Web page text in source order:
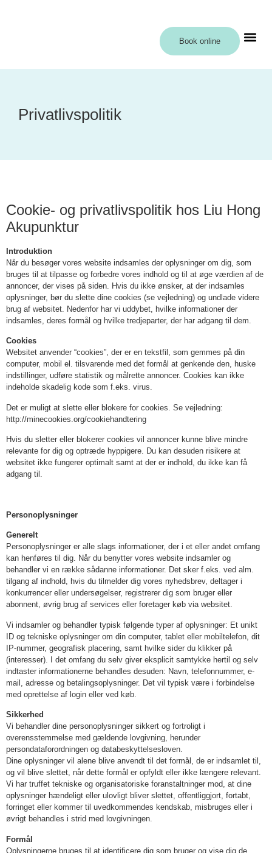
Book online
Privatlivspolitik
Cookie- og privatlivspolitik hos Liu Hong
Akupunktur
Introduktion
Når du besøger vores website indsamles der oplysninger om dig, som
bruges til at tilpasse og forbedre vores indhold og til at øge værdien af de
annoncer, der vises på siden. Hvis du ikke ønsker, at der indsamles
oplysninger, bør du slette dine cookies (se vejledning) og undlade videre
brug af websitet. Nedenfor har vi uddybet, hvilke informationer der
indsamles, deres formål og hvilke tredjeparter, der har adgang til dem.
Cookies
Websitet anvender “cookies”, der er en tekstfil, som gemmes på din
computer, mobil el. tilsvarende med det formål at genkende den, huske
indstillinger, udføre statistik og målrette annoncer. Cookies kan ikke
indeholde skadelig kode som f.eks. virus.
Det er muligt at slette eller blokere for cookies. Se vejledning:
http://minecookies.org/cookiehandtering
Hvis du sletter eller blokerer cookies vil annoncer kunne blive mindre
relevante for dig og optræde hyppigere. Du kan desuden risikere at
websitet ikke fungerer optimalt samt at der er indhold, du ikke kan få
adgang til.
Personoplysninger
Generelt
Personoplysninger er alle slags informationer, der i et eller andet omfang
kan henføres til dig. Når du benytter vores website indsamler og
behandler vi en række sådanne informationer. Det sker f.eks. ved alm.
tilgang af indhold, hvis du tilmelder dig vores nyhedsbrev, deltager i
konkurrencer eller undersøgelser, registrerer dig som bruger eller
abonnent, øvrig brug af services eller foretager køb via websitet.
Vi indsamler og behandler typisk følgende typer af oplysninger: Et unikt
ID og tekniske oplysninger om din computer, tablet eller mobiltelefon, dit
IP-nummer, geografisk placering, samt hvilke sider du klikker på
(interesser). I det omfang du selv giver eksplicit samtykke hertil og selv
indtaster informationerne behandles desuden: Navn, telefonnummer, e-
mail, adresse og betalingsoplysninger. Det vil typisk være i forbindelse
med oprettelse af login eller ved køb.
Sikkerhed
Vi behandler dine personoplysninger sikkert og fortroligt i
overensstemmelse med gældende lovgivning, herunder
persondataforordningen og databeskyttelsesloven.
Dine oplysninger vil alene blive anvendt til det formål, de er indsamlet til,
og vil blive slettet, når dette formål er opfyldt eller ikke længere relevant.
Vi har truffet tekniske og organisatoriske foranstaltninger mod, at dine
oplysninger hændeligt eller ulovligt bliver slettet, offentliggjort, fortabt,
forringet eller kommer til uvedkommendes kendskab, misbruges eller i
øvrigt behandles i strid med lovgivningen.
Formål
Oplysningerne bruges til at identificere dig som bruger og vise dig de